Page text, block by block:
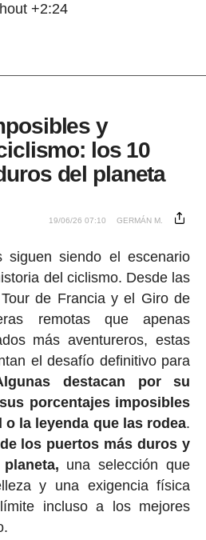
+2:24
y
los 10
del planeta
19/06/26 07:10 GERMÁN M.
siguen siendo el escenario
del ciclismo. Desde las
de Francia y el Giro de
remotas que apenas
más aventureros, estas
el desafío definitivo para
destacan por su
porcentajes imposibles
la leyenda que las rodea.
los puertos más duros y
una selección que
y una exigencia física
incluso a los mejores